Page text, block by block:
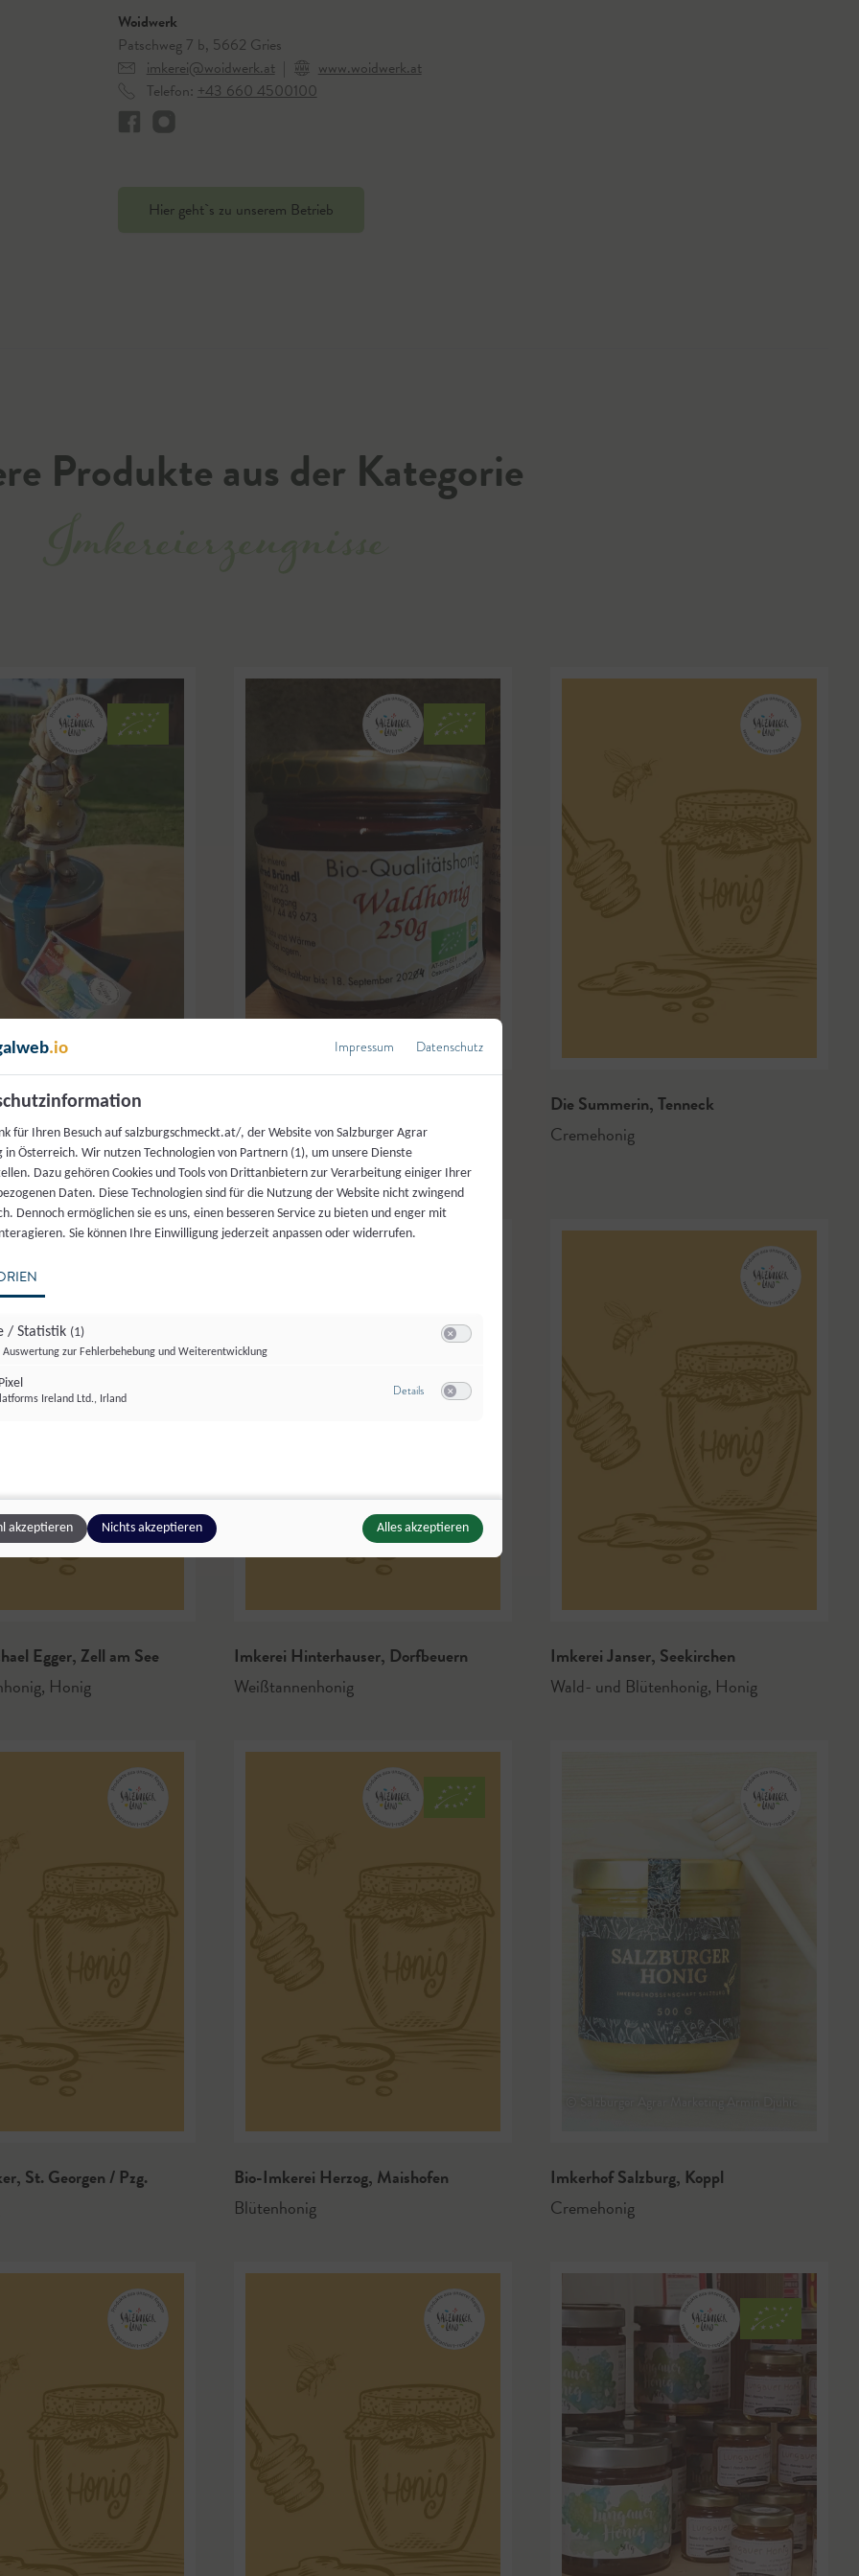
Woidwerk
Patschweg 7 b, 5662 Gries
imkerei@woidwerk.at |
www.woidwerk.at
Telefon: +43 660 4500100
Hier geht`s zu unserem Betrieb
Produkte aus der Kategorie
Mösl &
,Seekirchen
,Honig
Waldhonig
Die Summerin,Tenneck
Cremehonig
Egger, Zell am See
, Honig
Imkerei Hinterhauser, Dorfbeuern
Weißtannenhonig
Imkerei Janser, Seekirchen
Wald- und Blütenhonig, Honig
, St. Georgen / Pzg.
Bio-Imkerei Herzog, Maishofen
Blütenhonig
© Salzburger Agrar Marketing Armin Djuhic
Imkerhof Salzburg, Koppl
Cremehonig
.io Impressum Datenschutz
für Ihren Besuch auf salzburgschmeckt.at/, der Website von Salzburger Agrar
in Österreich. Wir nutzen Technologien von Partnern (1), um unsere Dienste
Dazu gehören Cookies und Tools von Drittanbietern zur Verarbeitung einiger Ihrer
Daten. Diese Technologien sind für die Nutzung der Website nicht zwingend
Dennoch ermöglichen sie es uns, einen besseren Service zu bieten und enger mit
Sie können Ihre Einwilligung jederzeit anpassen oder widerrufen.
/ Statistik (1)
Auswertung zur Fehlerbehebung und Weiterentwicklung
Ireland Ltd., Irland
Detailszu Meta Pixel
akzeptieren Nichts akzeptieren Alles akzeptieren
Zurück zur Übersicht